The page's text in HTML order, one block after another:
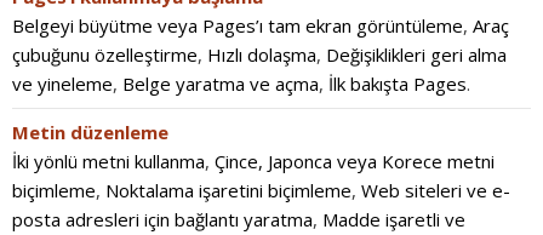
Belgeyi büyütme veya Pages’ı tam ekran görüntüleme, Araç
çubuğunu özelleştirme, Hızlı dolaşma, Değişiklikleri geri alma
ve yineleme, Belge yaratma ve açma, İlk bakışta Pages.
Metin düzenleme
İki yönlü metni kullanma, Çince, Japonca veya Korece metni
biçimleme, Noktalama işaretini biçimleme, Web siteleri ve e-
posta adresleri için bağlantı yaratma, Madde işaretli ve